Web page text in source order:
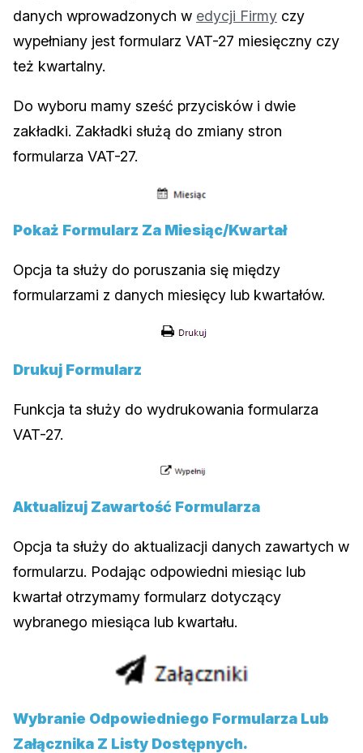
danych wprowadzonych w edycji Firmy czy
wypełniany jest formularz VAT-27 miesięczny czy
też kwartalny.
Do wyboru mamy sześć przycisków i dwie
zakładki. Zakładki służą do zmiany stron
formularza VAT-27.
Pokaż Formularz Za Miesiąc/kwartał
Opcja ta służy do poruszania się między
formularzami z danych miesięcy lub kwartałów.
Drukuj Formularz
Funkcja ta służy do wydrukowania formularza
VAT-27.
Aktualizuj Zawartość Formularza
Opcja ta służy do aktualizacji danych zawartych w
formularzu. Podając odpowiedni miesiąc lub
kwartał otrzymamy formularz dotyczący
wybranego miesiąca lub kwartału.
Wybranie Odpowiedniego Formularza Lub
Załącznika Z Listy Dostępnych.